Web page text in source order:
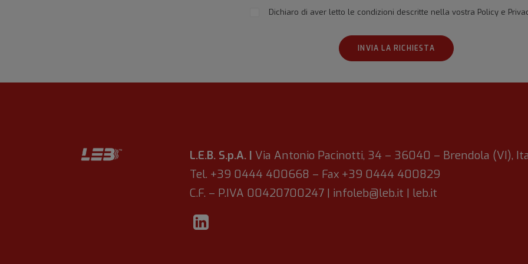
Dichiaro di aver letto le condizioni descritte nella vostra Policy e
L.E.B. S.p.A. | Via Antonio Pacinotti, 34 – 36040 – Brendola (VI),
Tel. +39 0444 400668 – Fax +39 0444 400829
C.F. – P.IVA 00420700247 | infoleb@leb.it | leb.it